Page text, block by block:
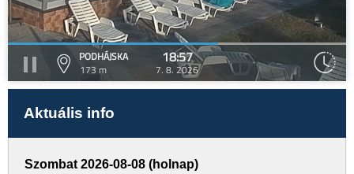
PODHÁJSKA
173 m
18:57
7. 8. 2026
Aktuális info
Szombat 2026-08-08 (holnap)